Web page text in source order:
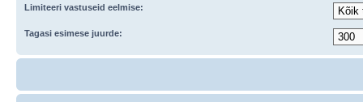
Limiteeri vastuseid eelmise:
Tagasi esimese juurde: